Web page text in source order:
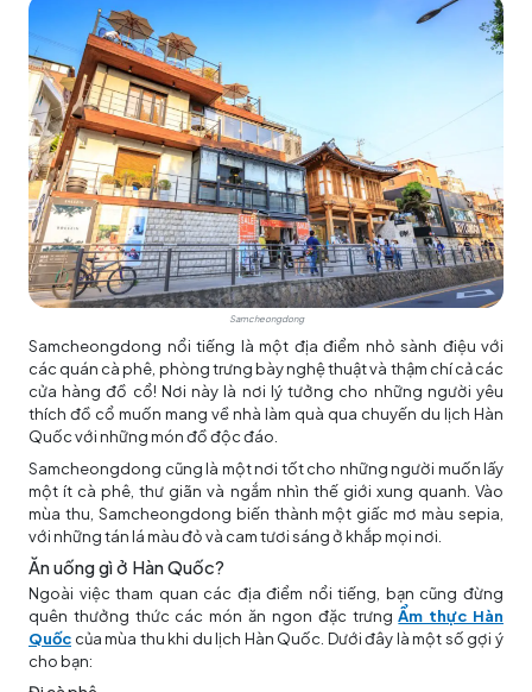
Samcheongdong
Samcheongdong nổi tiếng là một địa điểm nhỏ sành điệu với
các quán cà phê, phòng trưng bày nghệ thuật và thậm chí cả các
cửa hàng đồ cổ! Nơi này là nơi lý tưởng cho những người yêu
thích đồ cổ muốn mang về nhà làm quà qua chuyến du lịch Hàn
Quốcvới những món đồ độc đáo.
Samcheongdong cũng là một nơi tốt cho những người muốn lấy
một ít cà phê, thư giãn và ngắm nhìn thế giới xung quanh. Vào
mùa thu, Samcheongdong biến thành một giấc mơ màu sepia,
với những tán lá màu đỏ và cam tươi sáng ở khắp mọi nơi.
Ăn uống gì ở Hàn Quốc?
Ngoài việc tham quan các địa điểm nổi tiếng, bạn cũng đừng
quên thưởng thức các món ăn ngon đặc trưngẨm thực Hàn
Quốc của mùa thu khi du lịch Hàn Quốc . Dưới đây là một số gợi ý
cho bạn: